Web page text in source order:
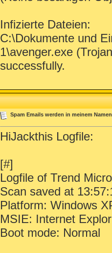
Infizierte Dateien:
C:\Dokumente und
1\avenger.exe
successfully.
Spam Emails werden in meinem
HiJackthis Logfile:
[#]
Logfile of Trend
Scan saved at
Platform: Windows
MSIE: Internet
Boot mode: Normal